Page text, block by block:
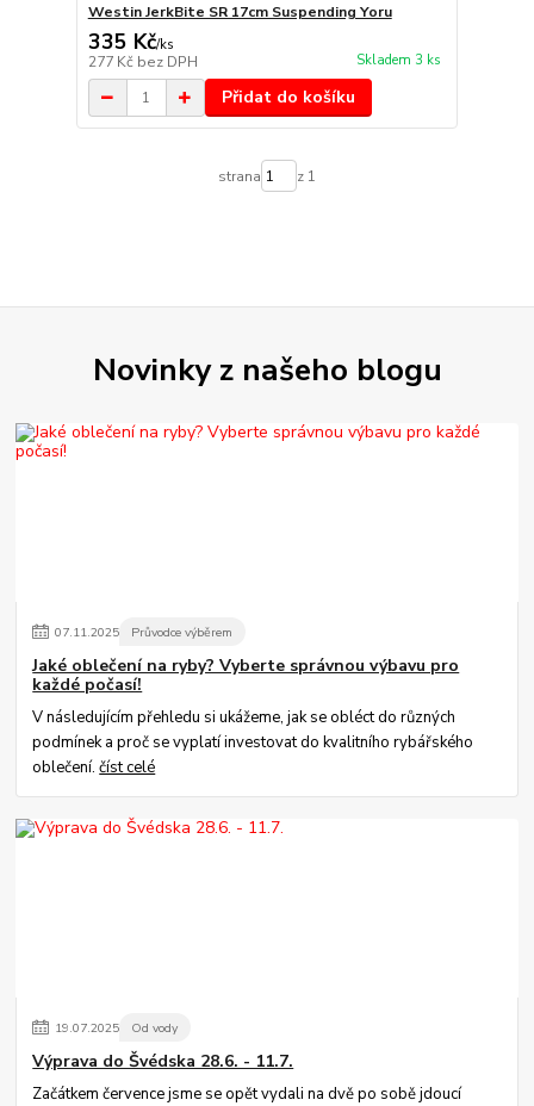
Westin JerkBite SR 17cm Suspending Yoru
335 Kč/ks
277 Kč bez DPH Skladem 3 ks
Přidat do košíku
strana z 1
Novinky z našeho blogu
07.11.2025 Průvodce výběrem
Jaké oblečení na ryby? Vyberte správnou výbavu pro
každé počasí!
V následujícím přehledu si ukážeme, jak se obléct do různých
podmínek a proč se vyplatí investovat do kvalitního rybářského
oblečení.číst celé
19.07.2025 Od vody
Výprava do Švédska 28.6. - 11.7.
Začátkem července jsme se opět vydali na dvě po sobě jdoucí